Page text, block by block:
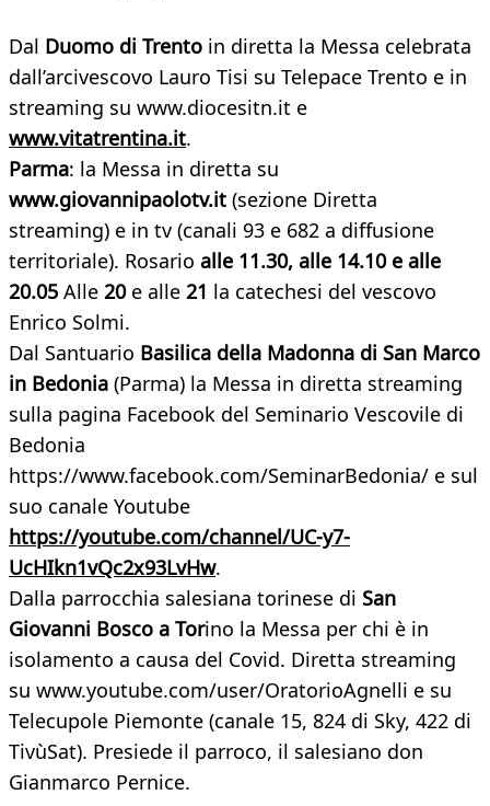
Dal Duomo di Trento in diretta la Messa celebrata
dall’arcivescovo Lauro Tisi su Telepace Trento e in
streaming su www.diocesitn.it e
www.vitatrentina.it.
Parma: la Messa in diretta su
www.giovannipaolotv.it (sezione Diretta
streaming) e in tv (canali 93 e 682 a diffusione
territoriale). Rosario alle 11.30, alle 14.10 e alle
20.05 Alle 20e alle 21 la catechesi del vescovo
Enrico Solmi.
Dal Santuario Basilica della Madonna di San Marco
in Bedonia (Parma) la Messa in diretta streaming
sulla pagina Facebook del Seminario Vescovile di
Bedonia
https://www.facebook.com/SeminarBedonia/ e sul
suo canale Youtube
https://youtube.com/channel/UC-y7-
UcHIkn1vQc2x93LvHw.
Dalla parrocchia salesiana torinese di San
Giovanni Bosco a Torino la Messa per chi è in
isolamento a causa del Covid. Diretta streaming
su www.youtube.com/user/OratorioAgnelli e su
Telecupole Piemonte (canale 15, 824 di Sky, 422 di
TivùSat). Presiede il parroco, il salesiano don
Gianmarco Pernice.